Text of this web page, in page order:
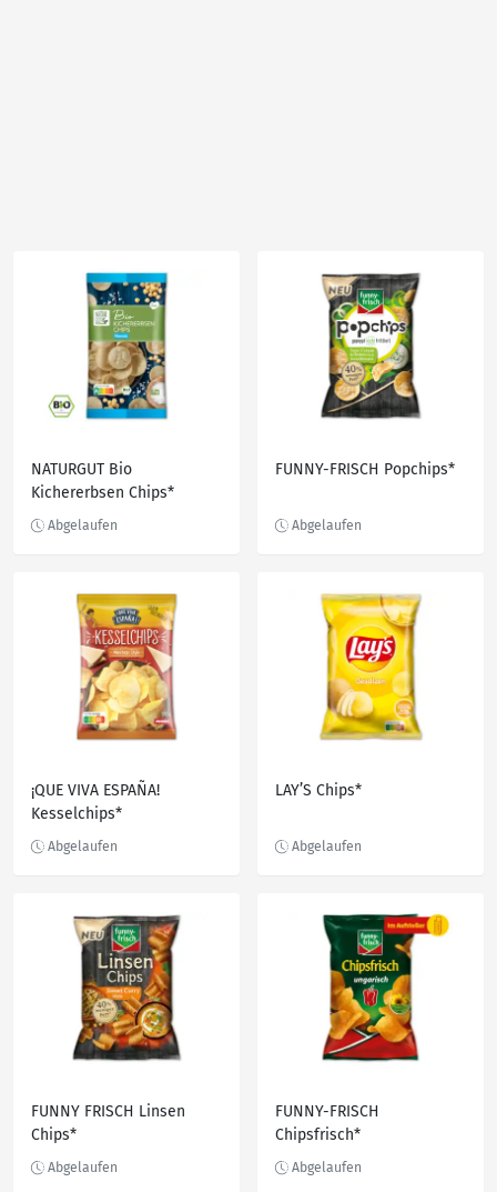
NATURGUT Bio
Kichererbsen Chips*
FUNNY-FRISCH Popchips*
¡QUE VIVA ESPAÑA!
Kesselchips*
LAY’S Chips*
FUNNY FRISCH Linsen
Chips*
FUNNY-FRISCH
Chipsfrisch*